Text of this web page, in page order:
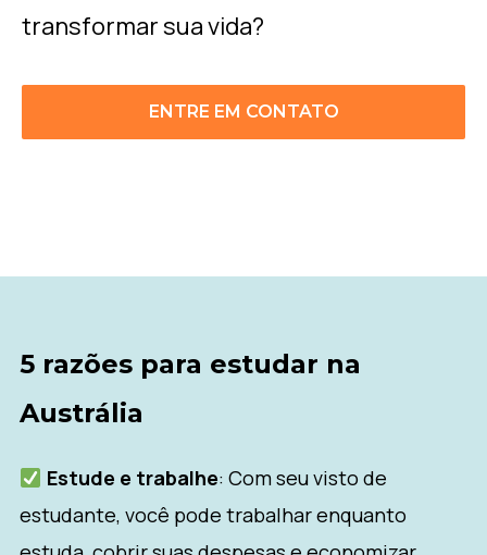
transformar sua vida?
ENTRE EM CONTATO
5 razões para estudar na
Austrália
Estude e trabalhe: Com seu visto de
estudante, você pode trabalhar enquanto